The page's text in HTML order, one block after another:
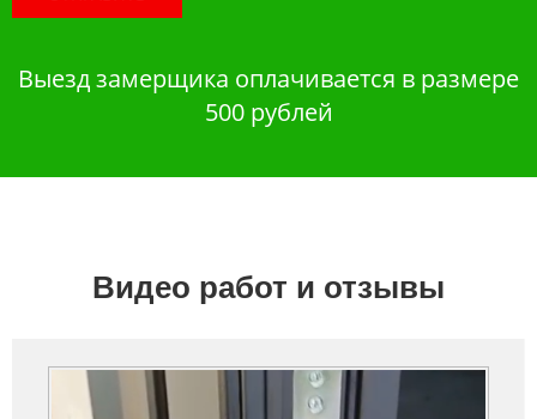
Выезд замерщика оплачивается в размере
500 рублей
Видео работ и отзывы